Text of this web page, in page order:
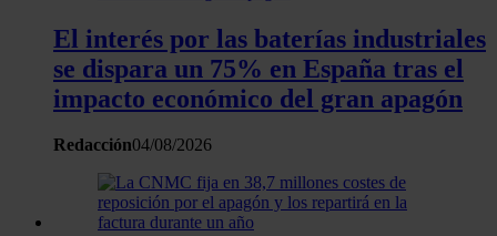
sociales y analizar el tráfico. Además, compartimos
información sobre el uso que haga del sitio web con
nuestros partners de redes sociales, publicidad y análisis
web, quienes pueden combinarla con otra información
que les haya proporcionado o que hayan recopilado a
partir del uso que haya hecho de sus servicios.
El interés por las baterías industriales
se dispara un 75% en España tras el
impacto económico del gran apagón
Redacción04/08/2026